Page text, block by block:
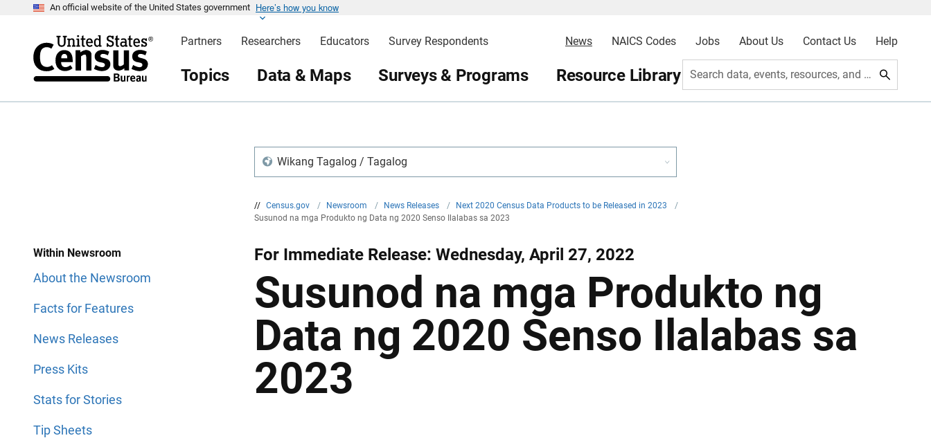
An official website of the United States government Here’s how you know
Partners Researchers Educators Survey Respondents News NAICS Codes Jobs About Us Contact Us Help
Topics Data & Maps Surveys & Programs Resource Library Search data, events, resources, and more
Wikang Tagalog / Tagalog
// Census.gov / Newsroom / News Releases / Next 2020 Census Data Products to be Released in 2023
/
Susunod na mga Produkto ng Data ng 2020 Senso Ilalabas sa 2023
Within Newsroom
About the Newsroom
Facts for Features
News Releases
Press Kits
Stats for Stories
Tip Sheets
For Immediate Release: Wednesday, April 27, 2022
Susunod na mga Produkto ng
Data ng 2020 Senso Ilalabas sa
2023